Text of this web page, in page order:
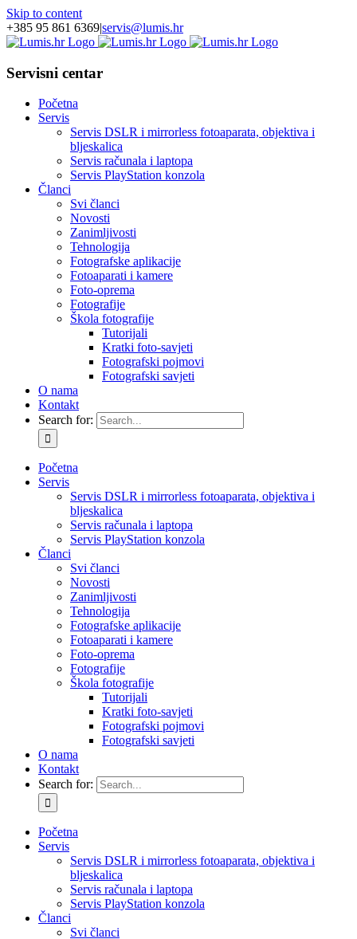
Skip to content
+385 95 861 6369|servis@lumis.hr
Servisni centar
Početna
Servis
Servis DSLR i mirrorless fotoaparata, objektiva i
bljeskalica
Servis računala i laptopa
Servis PlayStation konzola
Članci
Svi članci
Novosti
Zanimljivosti
Tehnologija
Fotografske aplikacije
Fotoaparati i kamere
Foto-oprema
Fotografije
Škola fotografije
Tutorijali
Kratki foto-savjeti
Fotografski pojmovi
Fotografski savjeti
O nama
Kontakt
Search for:
Početna
Servis
Servis DSLR i mirrorless fotoaparata, objektiva i
bljeskalica
Servis računala i laptopa
Servis PlayStation konzola
Članci
Svi članci
Novosti
Zanimljivosti
Tehnologija
Fotografske aplikacije
Fotoaparati i kamere
Foto-oprema
Fotografije
Škola fotografije
Tutorijali
Kratki foto-savjeti
Fotografski pojmovi
Fotografski savjeti
O nama
Kontakt
Search for:
Početna
Servis
Servis DSLR i mirrorless fotoaparata, objektiva i
bljeskalica
Servis računala i laptopa
Servis PlayStation konzola
Članci
Svi članci